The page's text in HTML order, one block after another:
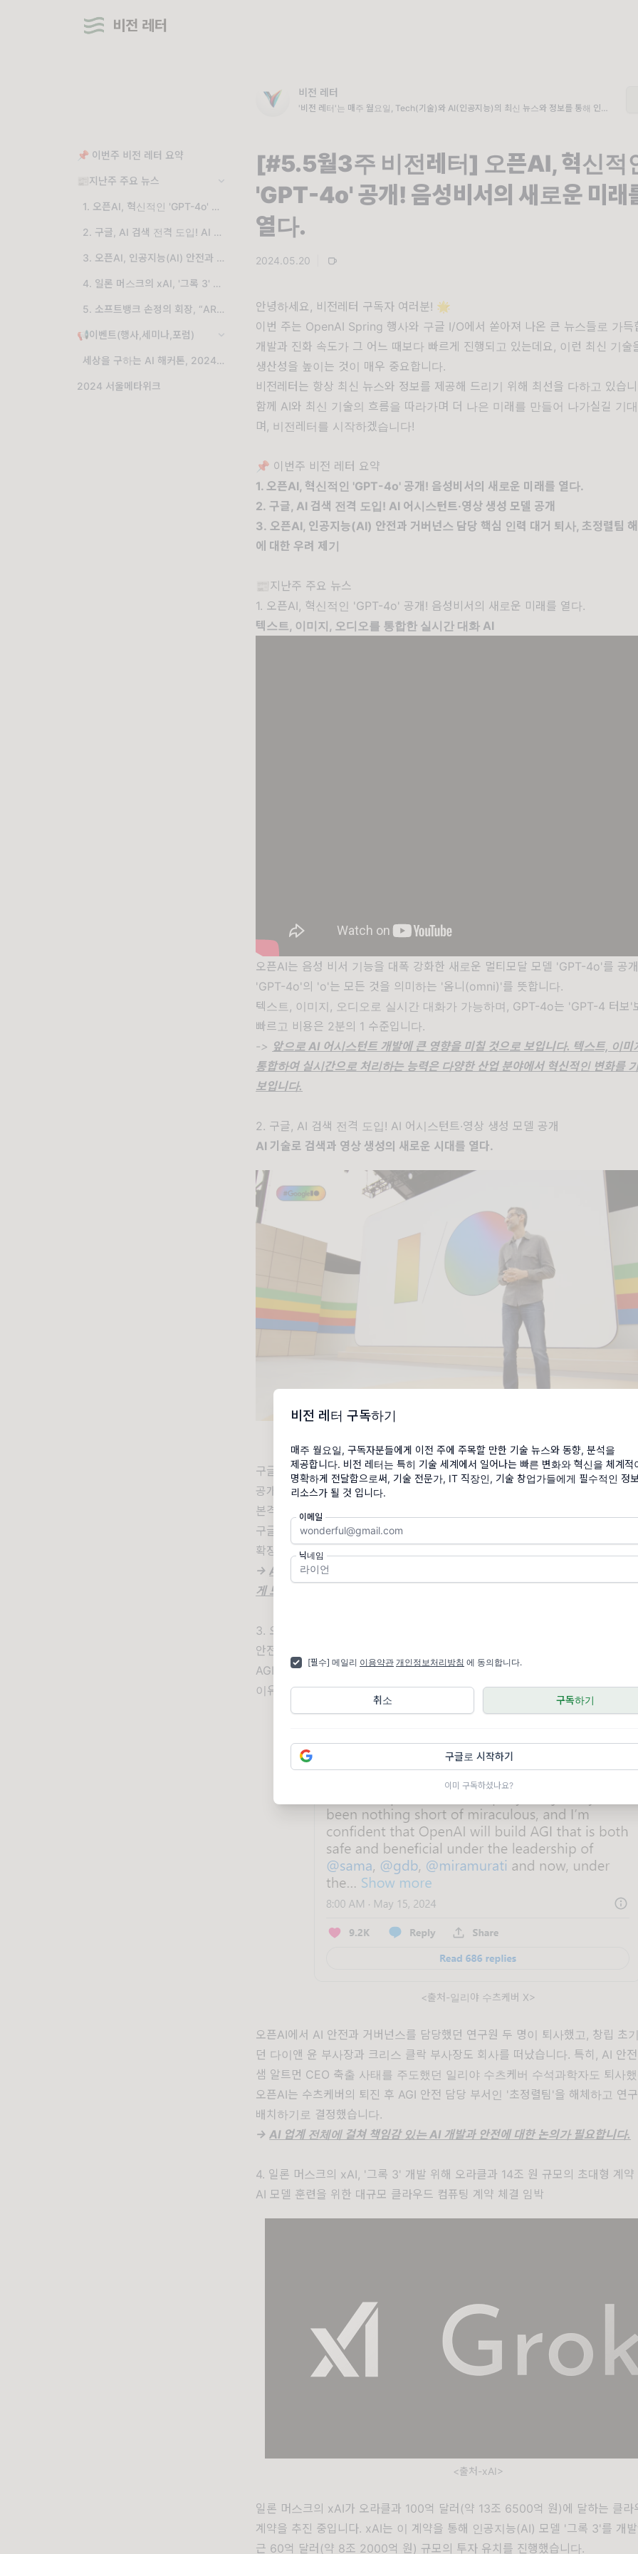
비전 레터 구독하기
매주 월요일, 구독자분들에게 이전 주에 주목할 만한 기술 뉴스와 동향, 분석을
제공합니다. 비전 레터는 특히 기술 세계에서 일어나는 빠른 변화와 혁신을 체계적
명확하게 전달함으로써, 기술 전문가, IT 직장인, 기술 창업가들에게 필수적인 정
리소스가 될 것 입니다.
이메일
닉네임
[필수] 메일리 이용약관 개인정보처리방침 에 동의합니다.
구독하기
취소
구글로 시작하기
이미 구독하셨나요?
비전 레터
📌 이번주 비전 레터 요약
📰지난주 주요 뉴스
1. 오픈AI, 혁신적인 'GPT-4o' 공개! 음성비서의 새로운 미래를 열다.
2. 구글, AI 검색 전격 도입! AI 어시스턴트·영상 생성 모델 공개
3. 오픈AI, 인공지능(AI) 안전과 거버넌스 담당 핵심 인력 대거 퇴사, 초정렬팀 해체! AI 안전에 대한 우려 제기
4. 일론 머스크의 xAI, '그록 3' 개발 위해 오라클과 14조 원 규모의 초대형 계약 추진
5. 소프트뱅크 손정의 회장, “ARM, 자체 AI 칩 개발...데이터센터·로봇까지 사업 확장”
📢이벤트(행사,세미나,포럼)
세상을 구하는 AI 해커톤, 2024 항해커톤
2024 서울메타위크
비전 레터
'비전 레터'는 매주 월요일, Tech(기술)와 AI(인공지능)의 최신 뉴스와 정보를 통해 인사
[#5.5월3주 비전레터] 오픈AI, 혁신적
'GPT-4o' 공개! 음성비서의 새로운 미래
열다.
2024.05.20
안녕하세요, 비전레터 구독자 여러분! 🌟
이번 주는 OpenAI Spring 행사와 구글 I/O에서 쏟아져 나온 큰 뉴스들로 가득
개발과 진화 속도가 그 어느 때보다 빠르게 진행되고 있는데요, 이런 최신 기술
생산성을 높이는 것이 매우 중요합니다.
비전레터는 항상 최신 뉴스와 정보를 제공해 드리기 위해 최선을 다하고 있습
함께 AI와 최신 기술의 흐름을 따라가며 더 나은 미래를 만들어 나가실길 기
며, 비전레터를 시작하겠습니다!
📌 이번주 비전 레터 요약
1. 오픈AI, 혁신적인 'GPT-4o' 공개! 음성비서의 새로운 미래를 열다.
2. 구글, AI 검색 전격 도입! AI 어시스턴트·영상 생성 모델 공개
3. 오픈AI, 인공지능(AI) 안전과 거버넌스 담당 핵심 인력 대거 퇴사, 초정렬팀
에 대한 우려 제기
📰지난주 주요 뉴스
1. 오픈AI, 혁신적인 'GPT-4o' 공개! 음성비서의 새로운 미래를 열다.
텍스트, 이미지, 오디오를 통합한 실시간 대화 AI
오픈AI는 음성 비서 기능을 대폭 강화한 새로운 멀티모달 모델 'GPT-4o'를 공
'GPT-4o'의 'o'는 모든 것을 의미하는 '옴니(omni)'를 뜻합니다.
텍스트, 이미지, 오디오로 실시간 대화가 가능하며, GPT-4o는 'GPT-4 터보'
빠르고 비용은 2분의 1 수준입니다.
-> 앞으로 AI 어시스턴트 개발에 큰 영향을 미칠 것으로 보입니다. 텍스트, 이미
통합하여 실시간으로 처리하는 능력은 다양한 산업 분야에서 혁신적인 변화를
보입니다.
2. 구글, AI 검색 전격 도입! AI 어시스턴트·영상 생성 모델 공개
AI 기술로 검색과 영상 생성의 새로운 시대를 열다.
구글은 연례 개발자 회의(I/O)에서 AI 검색과 AI 어시스턴트, 비디오 생성 모델
공개했습니다. 또한 '제미나이' 경량 모델과 차세대 AI 칩 '트릴리움(Trillium)'
본격적인 '제미나이 시대'를 예고했습니다.
구글이 AI 기술을 통해 사용자 경험을 혁신하고, 다양한 응용 분야에서의 활용
확장하는 것을 목표로 하고 있습니다.
-> AI 기술을 통한 검색 서비스의 대대적인 개선과 AI 어시스턴트의 기능 확장으
게 보다 혁신적인 서비스를 제공할 것으로 기대됩니다.
3. 오픈AI, 인공지능(AI) 안전과 거버넌스 담당 핵심 인력 대거 퇴사, 초정렬팀
안전에 대한 우려 제기
AGI 개발 중단을 주장하며 회사가 인공지능(AI) 안전에 대한 약속을 지키지 못
이유로 퇴사
<출처-일리야 수츠케버 X>
오픈AI에서 AI 안전과 거버넌스를 담당했던 연구원 두 명이 퇴사했고, 창립 초
던 다이앤 윤 부사장과 크리스 클락 부사장도 회사를 떠났습니다. 특히, AI 안
샘 알트먼 CEO 축출 사태를 주도했던 일리야 수츠케버 수석과학자도 퇴사
오픈AI는 수츠케버의 퇴진 후 AGI 안전 담당 부서인 '초정렬팀'을 해체하고 연
배치하기로 결정했습니다.
-> AI 업계 전체에 걸쳐 책임감 있는 AI 개발과 안전에 대한 논의가 필요합니다.
4. 일론 머스크의 xAI, '그록 3' 개발 위해 오라클과 14조 원 규모의 초대형 계약
AI 모델 훈련을 위한 대규모 클라우드 컴퓨팅 계약 체결 임박
<출처-xAI>
일론 머스크의 xAI가 오라클과 100억 달러(약 13조 6500억 원)에 달하는 클라
계약을 추진 중입니다. xAI는 이 계약을 통해 인공지능(AI) 모델 '그록 3'를 개
근 60억 달러(약 8조 2000억 원) 규모의 투자 유치를 진행했습니다.